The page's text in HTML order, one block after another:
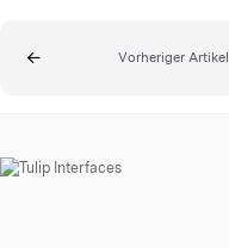
Vorheriger Artikel